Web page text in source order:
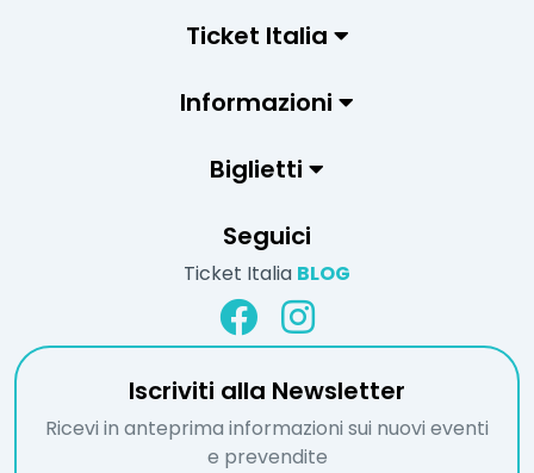
Ticket Italia
Informazioni
Biglietti
Seguici
Ticket Italia BLOG
Iscriviti alla Newsletter
Ricevi in anteprima informazioni sui nuovi eventi
e prevendite